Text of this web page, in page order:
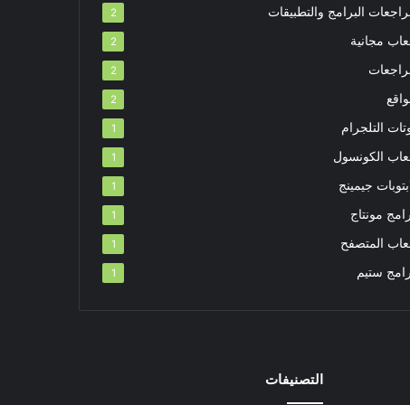
البرامج والتطبيقات 2
مجانية 2
2
2
التلجرام 1
الكونسول 1
جيمينج 1
مونتاج 1
المتصفح 1
ستيم 1
التصنيفات